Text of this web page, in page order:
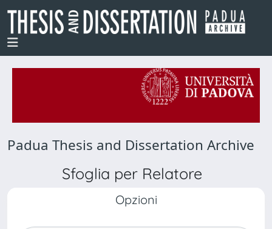
Padua Thesis and Dissertation Archive
Sfoglia per Relatore
Opzioni